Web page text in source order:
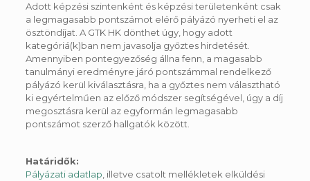
Adott képzési szintenként és képzési területenként csak
a legmagasabb pontszámot elérő pályázó nyerheti el az
ösztöndíjat. A GTK HK dönthet úgy, hogy adott
kategóriá(k)ban nem javasolja győztes hirdetését.
Amennyiben pontegyezőség állna fenn, a magasabb
tanulmányi eredményre járó pontszámmal rendelkező
pályázó kerül kiválasztásra, ha a győztes nem választható
ki egyértelműen az előző módszer segítségével, úgy a díj
megosztásra kerül az egyformán legmagasabb
pontszámot szerző hallgatók között.
Határidők:
Pályázati adatlap , illetve csatolt mellékletek elküldési